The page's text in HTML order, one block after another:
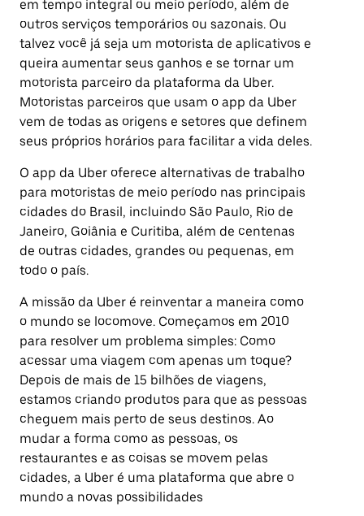
em tempo integral ou meio período, além de
outros serviços temporários ou sazonais. Ou
talvez você já seja um motorista de aplicativos e
queira aumentar seus ganhos e se tornar um
motorista parceiro da plataforma da Uber.
Motoristas parceiros que usam o app da Uber
vem de todas as origens e setores que definem
seus próprios horários para facilitar a vida deles.
O app da Uber oferece alternativas de trabalho
para motoristas de meio período nas principais
cidades do Brasil, incluindo São Paulo, Rio de
Janeiro, Goiânia e Curitiba, além de centenas
de outras cidades, grandes ou pequenas, em
todo o país.
A missão da Uber é reinventar a maneira como
o mundo se locomove. Começamos em 2010
para resolver um problema simples: Como
acessar uma viagem com apenas um toque?
Depois de mais de 15 bilhões de viagens,
estamos criando produtos para que as pessoas
cheguem mais perto de seus destinos. Ao
mudar a forma como as pessoas, os
restaurantes e as coisas se movem pelas
cidades, a Uber é uma plataforma que abre o
mundo a novas possibilidades